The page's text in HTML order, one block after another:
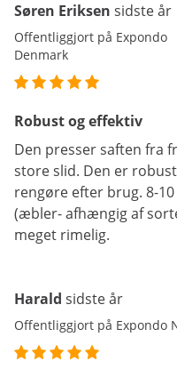
Søren Eriksen sidste år
Offentliggjort på Expondo
Denmark
Robust og effektiv
Den presser saften fra
store slid. Den er
rengøre efter brug. 8-
(æbler- afhængig af
meget rimelig.
Harald sidste år
Offentliggjort på Expondo